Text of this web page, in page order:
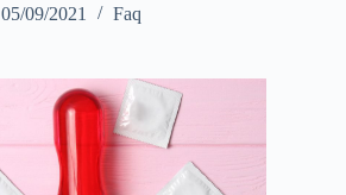
05/09/2021 Faq